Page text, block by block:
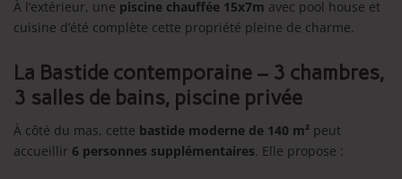
À l’extérieur, une piscine chauffée 15x7m avec pool house et
cuisine d’été complète cette propriété pleine de charme.
La Bastide contemporaine – 3 chambres,
3 salles de bains, piscine privée
À côté du mas, cette bastide moderne de 140 m² peut
accueillir 6 personnes supplémentaires. Elle propose :